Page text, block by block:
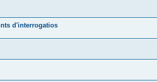
d'interrogatios